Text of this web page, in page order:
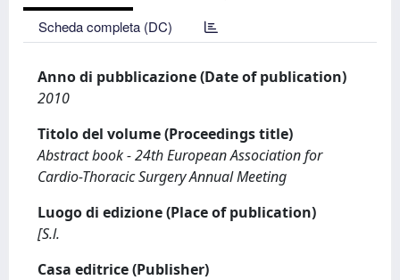
Scheda completa (DC)
Anno di pubblicazione (Date of publication)
2010
Titolo del volume (Proceedings title)
Abstract book - 24th European Association for
Cardio-Thoracic Surgery Annual Meeting
Luogo di edizione (Place of publication)
[S.l.
Casa editrice (Publisher)